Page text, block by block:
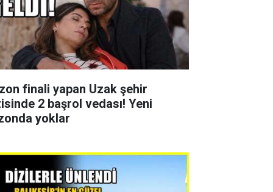
finali yapan Uzak şehir
2 başrol vedası! Yeni
yoklar